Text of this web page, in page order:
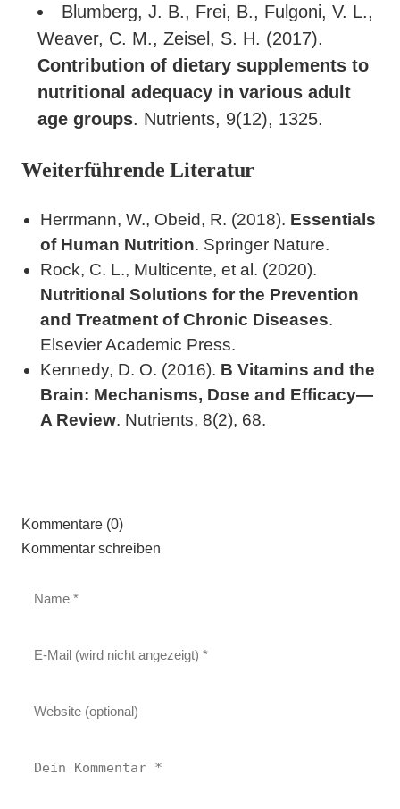
Blumberg, J. B., Frei, B., Fulgoni, V. L.,
Weaver, C. M., Zeisel, S. H. (2017).
Contribution of dietary supplements to
nutritional adequacy in various adult
age groups. Nutrients, 9(12), 1325.
Weiterführende Literatur
Herrmann, W., Obeid, R. (2018). Essentials
of Human Nutrition. Springer Nature.
Rock, C. L., Multicente, et al. (2020).
Nutritional Solutions for the Prevention
and Treatment of Chronic Diseases.
Elsevier Academic Press.
Kennedy, D. O. (2016). B Vitamins and the
Brain: Mechanisms, Dose and Efficacy—
A Review. Nutrients, 8(2), 68.
Kommentare (0)
Kommentar schreiben